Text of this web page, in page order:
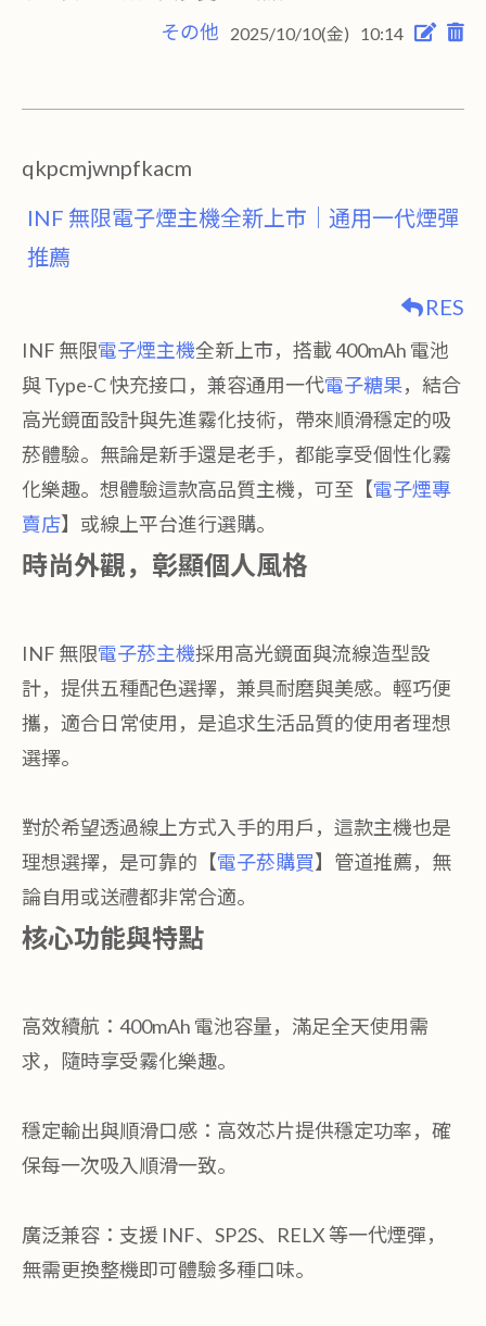
その他
2025/10/10(金) 10:14
qkpcmjwnpfkacm
INF 無限電子煙主機全新上市｜通用一代煙彈
推薦
RES
INF 無限電子煙主機全新上市，搭載 400mAh 電池
與 Type-C 快充接口，兼容通用一代電子糖果，結合
高光鏡面設計與先進霧化技術，帶來順滑穩定的吸
菸體驗。無論是新手還是老手，都能享受個性化霧
化樂趣。想體驗這款高品質主機，可至【電子煙專
賣店】或線上平台進行選購。
時尚外觀，彰顯個人風格
INF 無限電子菸主機採用高光鏡面與流線造型設
計，提供五種配色選擇，兼具耐磨與美感。輕巧便
攜，適合日常使用，是追求生活品質的使用者理想
選擇。
對於希望透過線上方式入手的用戶，這款主機也是
理想選擇，是可靠的【電子菸購買】管道推薦，無
論自用或送禮都非常合適。
核心功能與特點
高效續航：400mAh 電池容量，滿足全天使用需
求，隨時享受霧化樂趣。
穩定輸出與順滑口感：高效芯片提供穩定功率，確
保每一次吸入順滑一致。
廣泛兼容：支援 INF、SP2S、RELX 等一代煙彈，
無需更換整機即可體驗多種口味。